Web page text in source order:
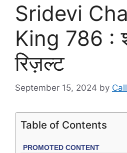
Sridevi
King 786 :
रिज़ल्ट
September 15, 2024 by
Table of Contents